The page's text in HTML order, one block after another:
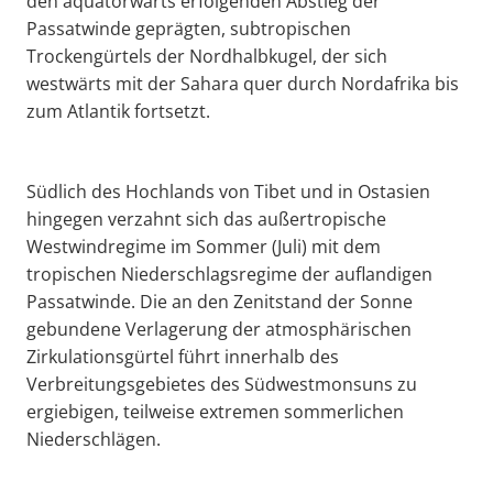
Passatwinde geprägten, subtropischen
Trockengürtels der Nordhalbkugel, der sich
westwärts mit der Sahara quer durch Nordafrika bis
zum Atlantik fortsetzt.
Südlich des Hochlands von Tibet und in Ostasien
hingegen verzahnt sich das außertropische
Westwindregime im Sommer (Juli) mit dem
tropischen Niederschlagsregime der auflandigen
Passatwinde. Die an den Zenitstand der Sonne
gebundene Verlagerung der atmosphärischen
Zirkulationsgürtel führt innerhalb des
Verbreitungsgebietes des Südwestmonsuns zu
ergiebigen, teilweise extremen sommerlichen
Niederschlägen.